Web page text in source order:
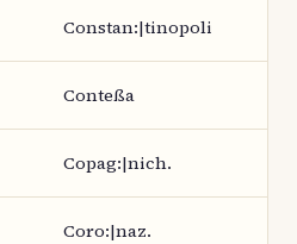
Constan:|tinopoli
Conteßa
Copag:|nich.
Coro:|naz.